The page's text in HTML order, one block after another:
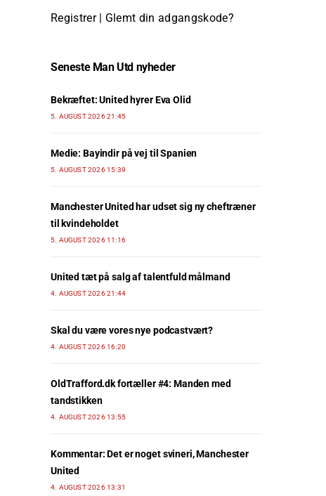
Registrer| Glemt din adgangskode?
Seneste Man Utd nyheder
Bekræftet: United hyrer Eva Olid
5. AUGUST 2026 21:45
Medie: Bayindir på vej til Spanien
5. AUGUST 2026 15:39
Manchester United har udset sig ny cheftræner
til kvindeholdet
5. AUGUST 2026 11:16
United tæt på salg af talentfuld målmand
4. AUGUST 2026 21:44
Skal du være vores nye podcastvært?
4. AUGUST 2026 16:20
OldTrafford.dk fortæller #4: Manden med
tandstikken
4. AUGUST 2026 13:55
Kommentar: Det er noget svineri, Manchester
United
4. AUGUST 2026 13:31